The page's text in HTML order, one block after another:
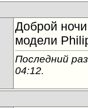
Доброй
модели
Последний
04:12.